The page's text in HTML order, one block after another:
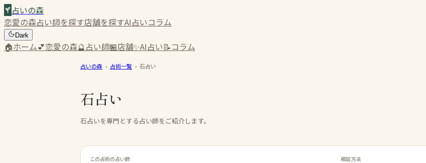
占いの森
恋愛の森占い師を探す店舗を探すAI占いコラム
Dark
🏠ホーム💕恋愛の森🔮占い師🏪店舗✨AI占い📝コラム
占いの森 › 占術一覧 › 石占い
石占い
石占いを専門とする占い師をご紹介します。
この占術の占い師 相談方法